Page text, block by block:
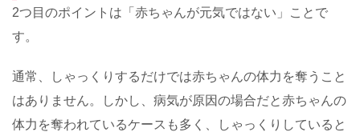
2つ目のポイントは「赤ちゃんが元気ではない」ことで
す。
通常、しゃっくりするだけでは赤ちゃんの体力を奪うこと
はありません。しかし、病気が原因の場合だと赤ちゃんの
体力を奪われているケースも多く、しゃっくりしていると